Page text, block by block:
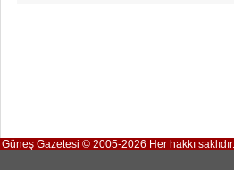
Güneş Gazetesi © 2005-2026 Her hakkı saklıdır.